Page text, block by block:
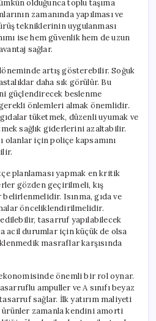
olduğunca toplu taşıma
zamanında yapılması ve
tekniklerinin uygulanması
ise hem güvenlik hem de uzun
sağlar.
artış gösterebilir. Soğuk
daha sık görülür. Bu
güçlendirecek beslenme
önlemleri almak önemlidir.
tüketmek, düzenli uyumak ve
sağlık giderlerini azaltabilir.
olanlar için poliçe kapsamını
planlaması yapmak en kritik
gözden geçirilmeli, kış
Isınma, gıda ve
önceliklendirilmelidir.
tasarruf yapılabilecek
acil durumlar için küçük de olsa
masraflar karşısında
ekonomisinde önemli bir rol oynar.
ampuller ve A sınıfı beyaz
sağlar. İlk yatırım maliyeti
zamanla kendini amorti